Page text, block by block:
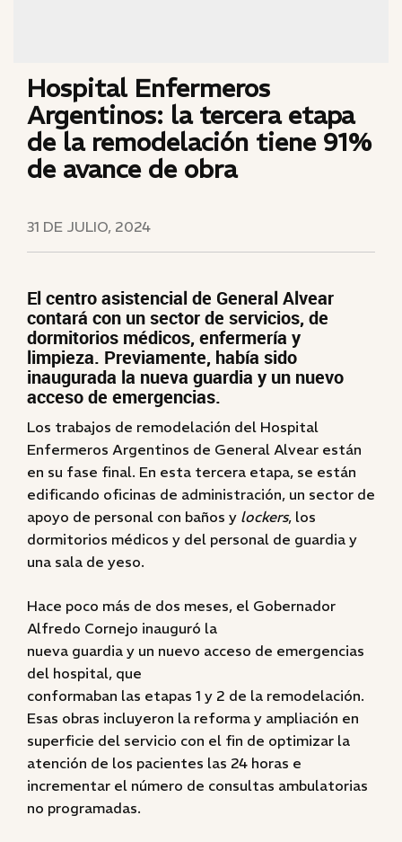
Hospital Enfermeros
Argentinos: la tercera etapa
de la remodelación tiene 91%
de avance de obra
31 DE JULIO, 2024
El centro asistencial de General Alvear
contará con un sector de servicios, de
dormitorios médicos, enfermería y
limpieza. Previamente, había sido
inaugurada la nueva guardia y un nuevo
acceso de emergencias.
Los trabajos de remodelación del Hospital
Enfermeros Argentinos de General Alvear están
en su fase final. En esta tercera etapa, se están
edificando oficinas de administración, un sector de
apoyo de personal con baños y lockers, los
dormitorios médicos y del personal de guardia y
una sala de yeso.
Hace poco más de dos meses, el Gobernador
Alfredo Cornejo inauguró la
nueva guardia y un nuevo acceso de emergencias
del hospital, que
conformaban las etapas 1 y 2 de la remodelación.
Esas obras incluyeron la reforma y ampliación en
superficie del servicio con el fin de optimizar la
atención de los pacientes las 24 horas e
incrementar el número de consultas ambulatorias
no programadas.